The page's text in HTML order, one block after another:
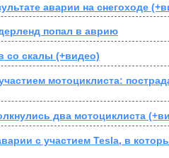
аварии на снегоходе
попал в аврию
со скалы (+видео)
мотоциклиста:
два мотоциклиста
с участием Tesla, в